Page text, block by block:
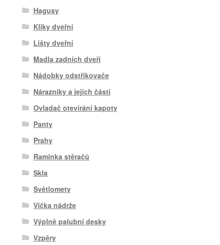
Hagusy
Kliky dveřní
Lišty dveřní
Madla zadních dveří
Nádobky odstřikovače
Nárazníky a jejich části
Ovladač otevírání kapoty
Panty
Prahy
Ramínka stěračů
Skla
Světlomety
Víčka nádrže
Výplně palubní desky
Vzpěry